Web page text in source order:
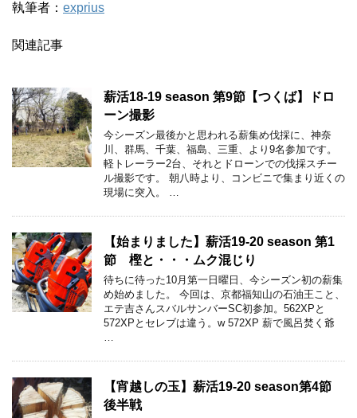
執筆者： exprius
関連記事
薪活18-19 season 第9節【つくば】ドロ
ーン撮影
今シーズン最後かと思われる薪集め伐採に、神奈
川、群馬、千葉、福島、三重、より9名参加です。
軽トレーラー2台、それとドローンでの伐採スチー
ル撮影です。 朝八時より、コンビニで集まり近くの
現場に突入。 …
【始まりました】薪活19-20 season 第1
節 樫と・・・ムク混じり
待ちに待った10月第一日曜日、今シーズン初の薪集
め始めました。 今回は、京都福知山の石油王こと、
エテ吉さんスバルサンバーSC初参加。562XPと
572XPとセレブは違う。w 572XP 薪で風呂焚く爺
…
【宵越しの玉】薪活19-20 season第4節
後半戦